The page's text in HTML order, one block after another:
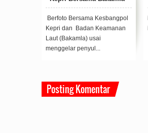
Karimun Gelar Edukasi
dan penyuluhan Hukum
ke Nelayan
Berfoto Bersama Kesbangpol
Kepri dan Badan Keamanan
Laut (Bakamla) usai
menggelar penyul...
Posting Komentar